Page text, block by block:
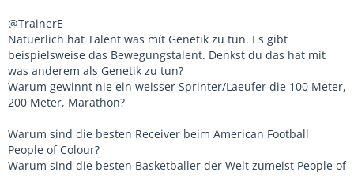
@TrainerE
Natuerlich hat Talent was mít Genetik zu tun. Es gibt
beispielsweise das Bewegungstalent. Denkst du das hat mit
was anderem als Genetik zu tun?
Warum gewinnt nie ein weisser Sprinter/Laeufer die 100 Meter,
200 Meter, Marathon?
Warum sind die besten Receiver beim American Football
People of Colour?
Warum sind die besten Basketballer der Welt zumeist People of